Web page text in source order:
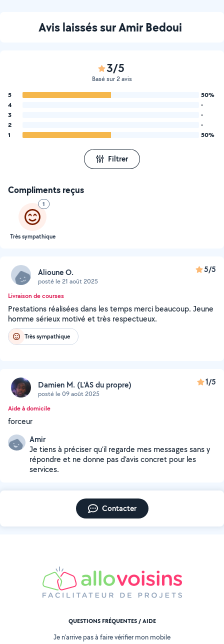
Avis laissés sur Amir Bedoui
3/5
Basé sur 2 avis
5
50%
4
-
3
-
2
-
1
50%
Filtrer
Compliments reçus
1
Très sympathique
Alioune O.
posté le 21 août 2025
5/5
Livraison de courses
Prestations réalisées dans les temps merci beaucoup. Jeune
homme sérieux motivé et très respectueux.
Très sympathique
Damien M. (L'AS du propre)
posté le 09 août 2025
1/5
Aide à domicile
forceur
Amir
Je tiens à préciser qu’il regarde mes messages sans y
répondre et ne donne pas d’avis concret pour les
services.
Contacter
QUESTIONS FRÉQUENTES / AIDE
Je n'arrive pas à faire vérifier mon mobile